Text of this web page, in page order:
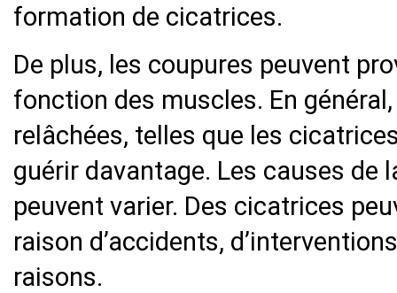
formation de cicatrices.
De plus, les coupures peuvent
fonction des muscles. En
relâchées, telles que les
guérir davantage. Les causes
peuvent varier. Des cicatrices
raison d’accidents,
raisons.